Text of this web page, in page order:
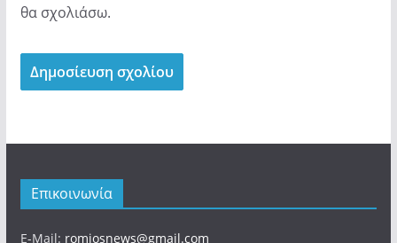
θα σχολιάσω.
Επικοινωνία
E-Mail: romiosnews@gmail.com